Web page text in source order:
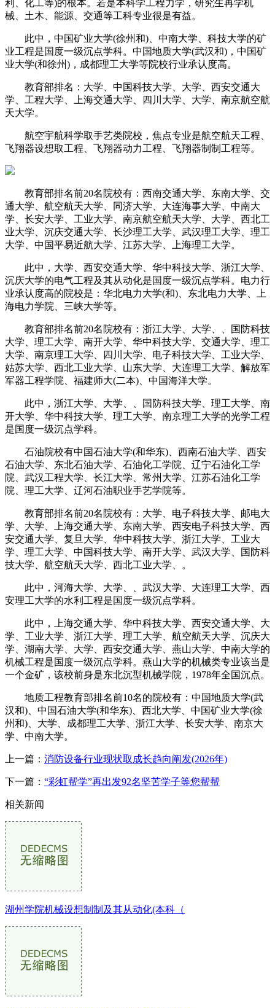
利、化工等)的根本。若是本科学工程力学，研究生再学机
械、土木、能源、交通等工科专业很是有益。
此中，中国矿业大学(徐州和)、中南大学、科技大学的矿
业工程是国度一级沉点学科。中国地质大学(武汉和)，中国矿
业大学(和徐州)，成都理工大学等院校行业承认度高。
教育部排名：大学、中国科技大学、大学、西安交通大
学、工程大学、上海交通大学、四川大学、大学、南京航空航
天大学。
航空宇航科学取手艺类院校，焦点专业是航空航天工程、
飞翔器设想取工程、飞翔器动力工程、飞翔器制制工程等。
教育部排名前20名院校有：西南交通大学、东南大学、交
通大学、航空航天大学、同济大学、大连海事大学、中南大
学、长安大学、工业大学、南京航空航天大学、大学、西北工
业大学、沉庆交通大学、长沙理工大学、武汉理工大学、理工
大学、中国平易近航大学、江苏大学、上海理工大学。
此中，大学、西安交通大学、华中科技大学、浙江大学、
沉庆大学的电气工程及其从动化是国度一级沉点学科。电力行
业承认度高的院校是：华北电力大学(和)、东北电力大学、上
海电力学院、三峡大学等。
教育部排名前20名院校有：浙江大学、大学、、国防科技
大学、理工大学、南开大学、华中科技大学、交通大学、理工
大学、南京理工大学、四川大学、电子科技大学、工业大学、
姑苏大学、西北工业大学、山东大学、大连理工大学、解放军
军器工程学院、福建师大(二本)、中国海洋大学。
此中，浙江大学、大学、、国防科技大学、理工大学、南
开大学、华中科技大学、理工大学、南京理工大学的光学工程
是国度一级沉点学科。
石油院校有中国石油大学(和华东)、西南石油大学、西安
石油大学、东北石油大学、石油化工学院、辽宁石油化工学
院、武汉工程大学、长江大学、常州大学、江苏石油化工学
院、理工大学、辽河石油职业手艺学院等。
教育部排名前20名院校有：大学、电子科技大学、邮电大
学、大学、上海交通大学、东南大学、西安电子科技大学、西
安交通大学、复旦大学、华中科技大学、浙江大学、工业大
学、理工大学、中国科技大学、南开大学、武汉大学、国防科
技大学、航空航天大学、西北工业大学、。
此中，河海大学、大学、、武汉大学、大连理工大学、西
安理工大学的水利工程是国度一级沉点学科。
此中，上海交通大学、华中科技大学、西安交通大学、大
学、工业大学、浙江大学、理工大学、航空航天大学、沉庆大
学、湖南大学、大学、西安交通大学、燕山大学、中南大学的
机械工程是国度一级沉点学科。燕山大学的机械类专业该当是
一个金矿，该校前身是东北沉型机械学院，1978年全国沉点。
地质工程教育部排名前10名的院校有：中国地质大学(武
汉和)、中国石油大学(和华东)、西北大学、中国矿业大学(徐
州和)、大学、成都理工大学、浙江大学、长安大学、南京大
学、中南大学。
上一篇： 消防设备行业现状取成长趋向阐发(2026年)
下一篇： “彩虹帮学”再出发92名坚苦学子等您帮帮
相关新闻
湖州学院机械设想制制及其从动化(本科（